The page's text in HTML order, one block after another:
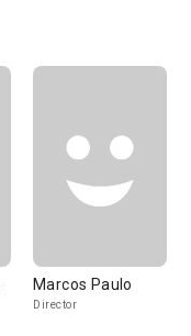
Marcos Paulo
Director